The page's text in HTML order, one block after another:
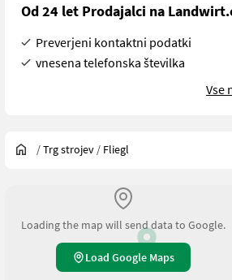
Od 24 let Prodajalci na
Preverjeni kontaktni podatki
vnesena telefonska številka
Vse
/Trg strojev / Fliegl
Loading the map will send data to Google.
Load Google Maps